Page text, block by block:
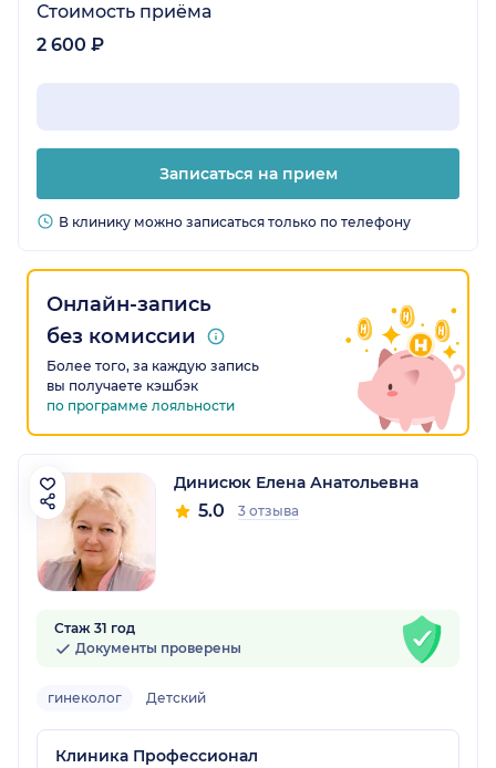
Стоимость приёма
2 600 ₽
Записаться на прием
В клинику можно записаться только по телефону
Онлайн-запись
без комиссии
Более того, за каждую запись
вы получаете кэшбэк
по программе лояльности
Динисюк Елена Анатольевна
5.0 3 отзыва
Стаж 31 год
Документы проверены
гинеколог Детский
Клиника Профессионал